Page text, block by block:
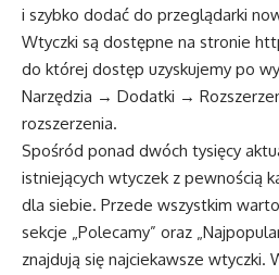
i szybko dodać do przeglądarki
Wtyczki są dostępne na stronie
do której dostęp uzyskujemy po
Narzędzia → Dodatki →
rozszerzenia.
Spośród ponad dwóch tysięcy
istniejących wtyczek z pewnością
dla siebie. Przede wszystkim
sekcje „Polecamy” oraz
znajdują się najciekawsze wtyczki.